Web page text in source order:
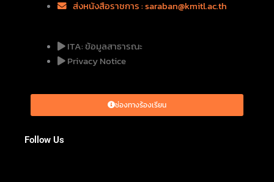
ส่งหนังสือราชการ : saraban@kmitl.ac.th
ITA: ข้อมูลสาธารณะ
Privacy Notice
ช่องทางร้องเรียน
Follow Us